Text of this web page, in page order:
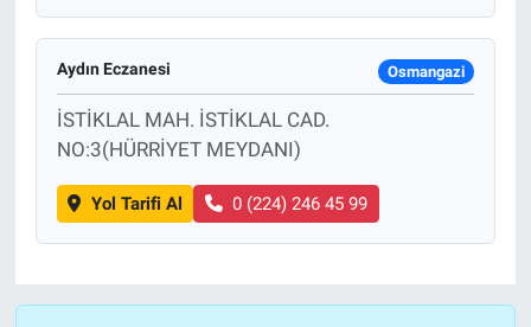
Aydın Eczanesi Osmangazi
İSTİKLAL MAH. İSTİKLAL CAD.
NO:3(HÜRRİYET MEYDANI)
Yol Tarifi Al 0 (224) 246 45 99